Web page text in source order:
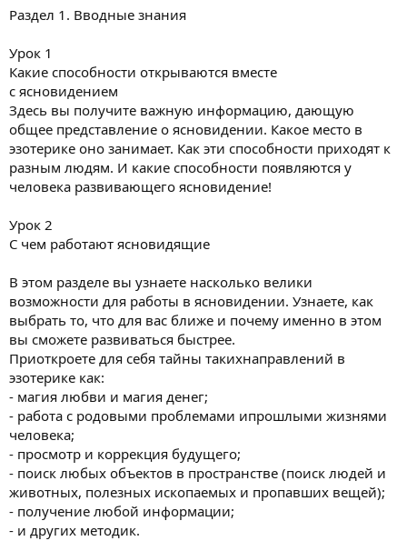
Раздел 1. Вводные знания
Урок 1
Какие способности открываются вместе
с ясновидением
Здесь вы получите важную информацию, дающую
общее представление о ясновидении. Какое место в
эзотерике оно занимает. Как эти способности приходят к
разным людям. И какие способности появляются у
человека развивающего ясновидение!
Урок 2
С чем работают ясновидящие
В этом разделе вы узнаете насколько велики
возможности для работы в ясновидении. Узнаете, как
выбрать то, что для вас ближе и почему именно в этом
вы сможете развиваться быстрее.
Приоткроете для себя тайны такихнаправлений в
эзотерике как:
- магия любви и магия денег;
- работа с родовыми проблемами ипрошлыми жизнями
человека;
- просмотр и коррекция будущего;
- поиск любых объектов в пространстве (поиск людей и
животных, полезных ископаемых и пропавших вещей);
- получение любой информации;
- и других методик.